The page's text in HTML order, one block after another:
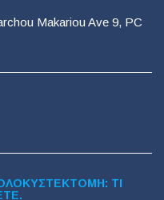
Makariou Ave 9, PC
ΤΙ